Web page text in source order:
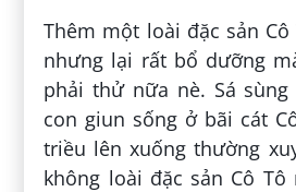
Thêm một loài đặc sản
nhưng lại rất bổ dưỡng
phải thử nữa nè. Sá
con giun sống ở bãi cát
triều lên xuống thường
không loài đặc sản Cô